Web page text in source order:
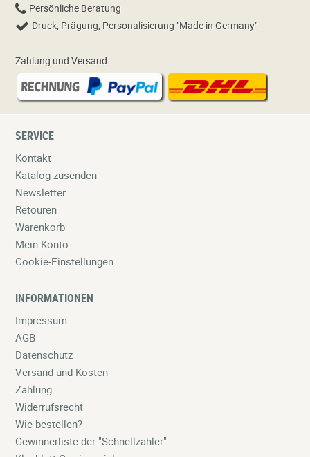
Persönliche Beratung
Druck, Prägung, Personalisierung "Made in Germany"
Zahlung und Versand:
SERVICE
Kontakt
Katalog zusenden
Newsletter
Retouren
Warenkorb
Mein Konto
Cookie-Einstellungen
INFORMATIONEN
Impressum
AGB
Datenschutz
Versand und Kosten
Zahlung
Widerrufsrecht
Wie bestellen?
Gewinnerliste der "Schnellzahler"